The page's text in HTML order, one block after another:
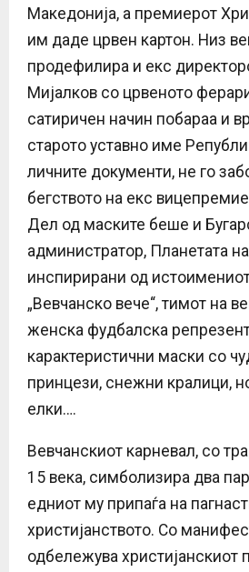
Македонија, а премиерот
им даде црвен картон. Низ
продефилира и екс
Мијалков со црвеното
сатиричен начин побараа и
старото уставно име
личните документи, не го
бегството на екс
Дел од маските беше и
администратор, Планетата
инспирирани од
„Вевчанско вече“, тимот на
женска фудбалска
карактеристични маски со
принцези, снежни кралици,
елки….
Вевчанскиот карневал, со
15 века, симболизира два
едниот му припаѓа на
христијанството. Со
одбележува христијанскиот